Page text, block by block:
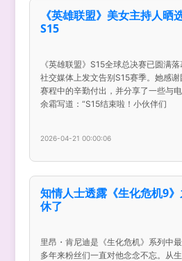
《英雄联盟》美女主持人晒
S15
《英雄联盟》S15全球总决赛已圆满
社交媒体上发文告别S15赛季。她感
赛程中的辛勤付出，并分享了一些与
余霜写道：“S15结束啦！小伙伴们
2026-04-21 00:00:06
知情人士透露《生化危机9
休了
里昂・肯尼迪是《生化危机》系列中
多年来粉丝们一直对他念念不忘。从